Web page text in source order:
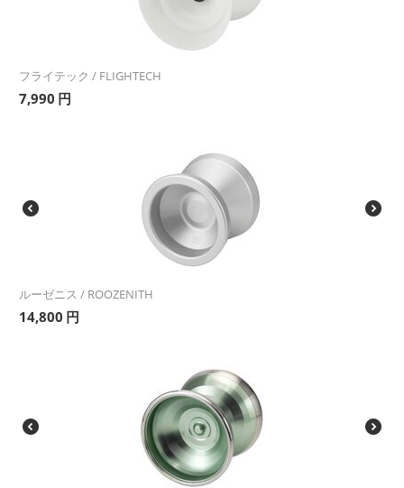
フライテック / FLIGHTECH
7,990 円
ルーゼニス / ROOZENITH
14,800 円